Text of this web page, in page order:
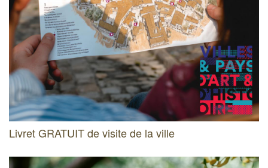
Livret GRATUIT de visite de la ville